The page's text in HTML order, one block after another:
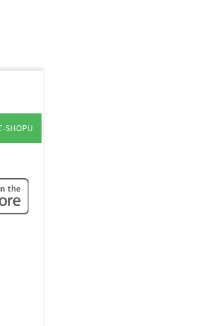
SHOPU